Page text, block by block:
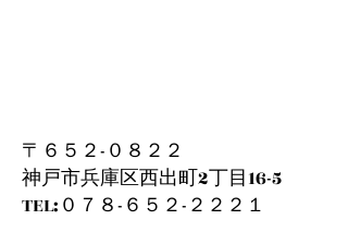
〒６５２-０８２２
神戸市兵庫区西出町2丁目16-5
​TEL:０７８-６５２-２２２１